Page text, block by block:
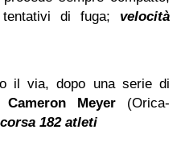
di fuga; velocità
il via, dopo una serie di
Cameron Meyer (Orica-
182 atleti